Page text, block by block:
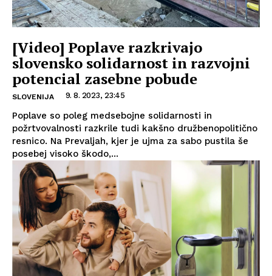
[Video] Poplave razkrivajo
slovensko solidarnost in razvojni
potencial zasebne pobude
SLOVENIJA 9. 8. 2023, 23:45
Poplave so poleg medsebojne solidarnosti in
požrtvovalnosti razkrile tudi kakšno družbenopolitično
resnico. Na Prevaljah, kjer je ujma za sabo pustila še
posebej visoko škodo,...